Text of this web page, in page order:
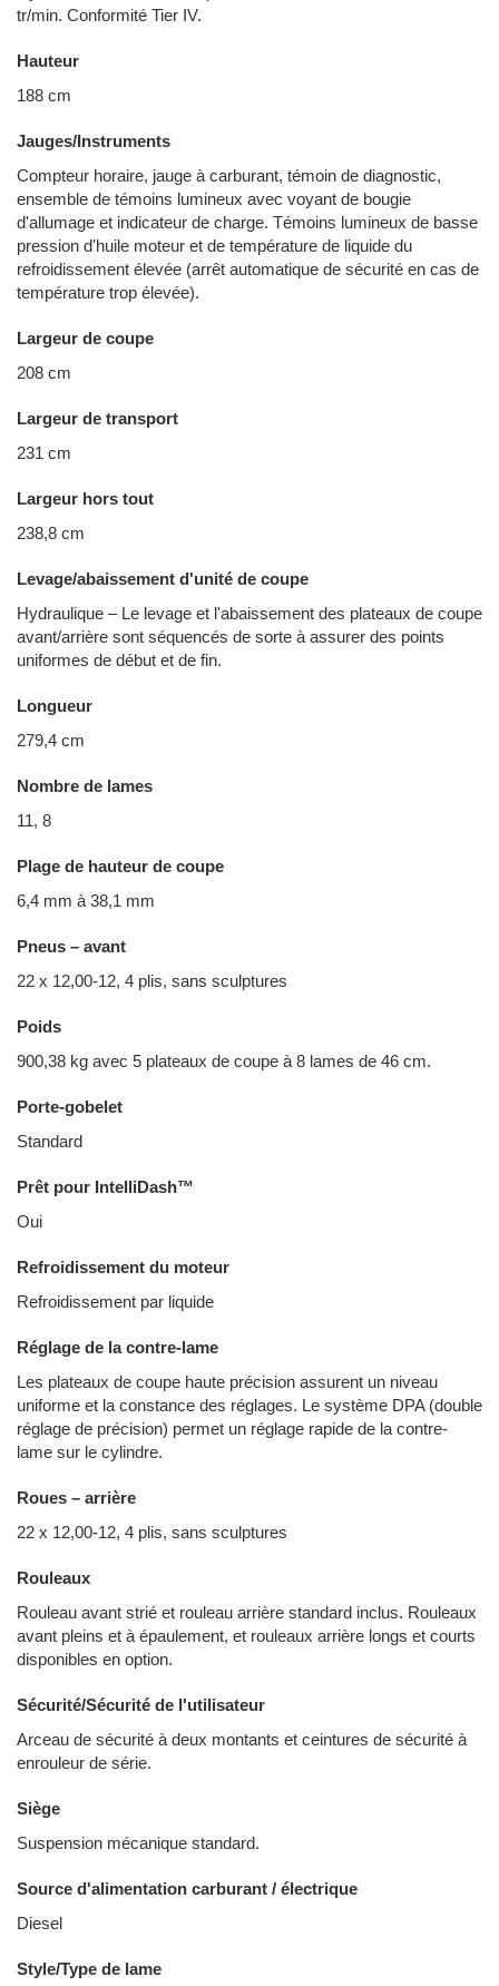
tr/min. Conformité Tier IV.
Hauteur
188 cm
Jauges/Instruments
Compteur horaire, jauge à carburant, témoin de diagnostic,
ensemble de témoins lumineux avec voyant de bougie
d'allumage et indicateur de charge. Témoins lumineux de basse
pression d'huile moteur et de température de liquide du
refroidissement élevée (arrêt automatique de sécurité en cas de
température trop élevée).
Largeur de coupe
208 cm
Largeur de transport
231 cm
Largeur hors tout
238,8 cm
Levage/abaissement d'unité de coupe
Hydraulique – Le levage et l'abaissement des plateaux de coupe
avant/arrière sont séquencés de sorte à assurer des points
uniformes de début et de fin.
Longueur
279,4 cm
Nombre de lames
11, 8
Plage de hauteur de coupe
6,4 mm à 38,1 mm
Pneus – avant
22 x 12,00-12, 4 plis, sans sculptures
Poids
900,38 kg avec 5 plateaux de coupe à 8 lames de 46 cm.
Porte-gobelet
Standard
Prêt pour IntelliDash™
Oui
Refroidissement du moteur
Refroidissement par liquide
Réglage de la contre-lame
Les plateaux de coupe haute précision assurent un niveau
uniforme et la constance des réglages. Le système DPA (double
réglage de précision) permet un réglage rapide de la contre-
lame sur le cylindre.
Roues – arrière
22 x 12,00-12, 4 plis, sans sculptures
Rouleaux
Rouleau avant strié et rouleau arrière standard inclus. Rouleaux
avant pleins et à épaulement, et rouleaux arrière longs et courts
disponibles en option.
Sécurité/Sécurité de l'utilisateur
Arceau de sécurité à deux montants et ceintures de sécurité à
enrouleur de série.
Siège
Suspension mécanique standard.
Source d'alimentation carburant / électrique
Diesel
Style/Type de lame